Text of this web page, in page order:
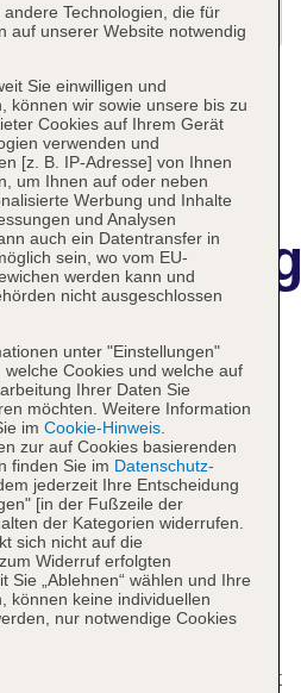
Hotel
Unterkunft
und 10 Suiten auf 12
erreichbar sind. An
und Auschecken jederzeit
Technologien, die für
auf unserer Website notwendig
Sie einwilligen und
können wir sowie unsere bis zu
Cookies auf Ihrem Gerät
verwenden und
[z. B. IP-Adresse] von Ihnen
um Ihnen auf oder neben
Werbung und Inhalte
und Analysen
auch ein Datentransfer in
sein, wo vom EU-
werden kann und
nicht ausgeschlossen
unter "Einstellungen"
Cookies und welche auf
Ihrer Daten Sie
möchten. Weitere Information
im Cookie-Hinweis.
zur auf Cookies basierenden
finden Sie im Datenschutz-
jederzeit Ihre Entscheidung
[in der Fußzeile der
der Kategorien widerrufen.
sich nicht auf die
Widerruf erfolgten
Sie „Ablehnen“ wählen und Ihre
können keine individuellen
nur notwendige Cookies